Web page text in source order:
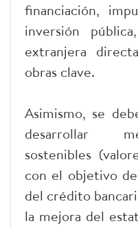
financiación,
inversión
extranjera
obras clave.
Asimismo, se
desarrollar
sostenibles
con el objetivo
del crédito
la mejora del